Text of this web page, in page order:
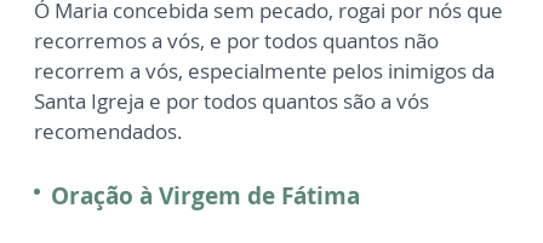
Ó Maria concebida sem pecado, rogai por nós que
recorremos a vós, e por todos quantos não
recorrem a vós, especialmente pelos inimigos da
Santa Igreja e por todos quantos são a vós
recomendados.
Oração à Virgem de Fátima